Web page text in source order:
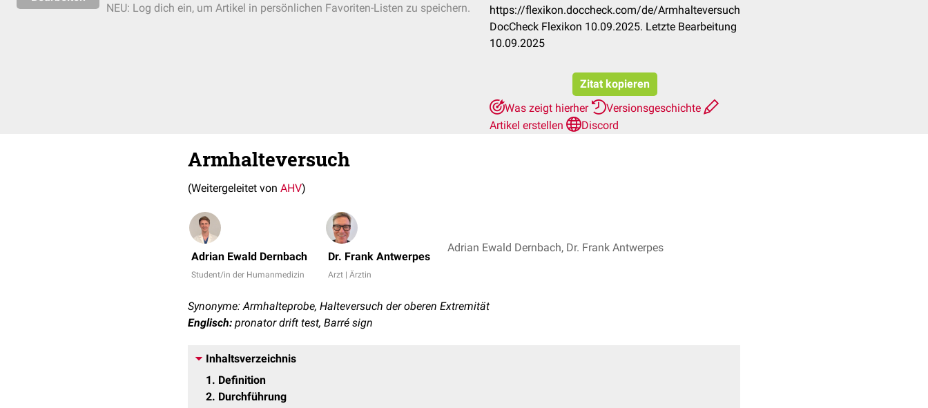
NEU: Log dich ein, um Artikel in persönlichen Favoriten-Listen zu speichern.
https://flexikon.doccheck.com/de/Armhalteversuch
DocCheck Flexikon 10.09.2025. Letzte Bearbeitung
10.09.2025
Zitat kopieren
Was zeigt hierher
Versionsgeschichte
Artikel erstellen
Discord
Armhalteversuch
(Weitergeleitet von AHV)
Adrian Ewald Dernbach
Student/in der Humanmedizin
Dr. Frank Antwerpes
Arzt | Ärztin
Adrian Ewald Dernbach, Dr. Frank Antwerpes
Synonyme: Armhalteprobe, Halteversuch der oberen Extremität
Englisch: pronator drift test, Barré sign
Inhaltsverzeichnis
1
Definition
2 Durchführung